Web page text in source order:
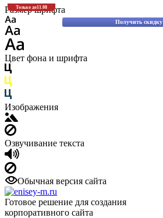
Только до11.08
Получить скидку
Размер шрифта
Цвет фона и шрифта
Изображения
Озвучивание текста
Обычная версия сайта
Готовое решение для создания
корпоративного сайта